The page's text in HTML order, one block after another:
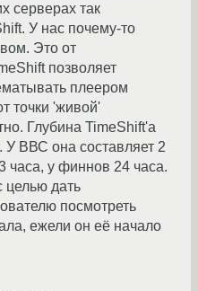
серверах так
У нас почему-то
Это от
позволяет
плеером
точки 'живой'
Глубина TimeShift'а
У ВВС она составляет 2
часа, у финнов 24 часа.
целью дать
посмотреть
ежели он её начало